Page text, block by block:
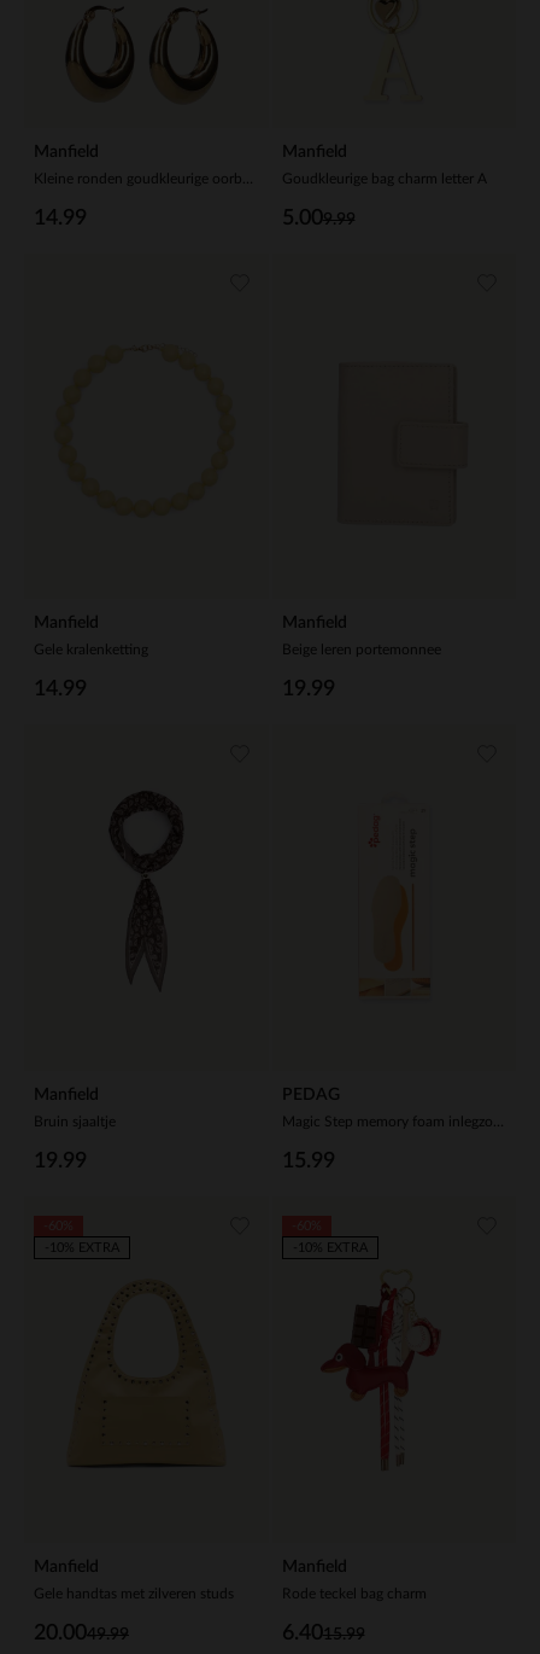
Manfield
14.99
Manfield
Goudkleurige bag charm letter A
9.99
5.00
Manfield
Gele kralenketting
14.99
Manfield
Beige leren portemonnee
19.99
Manfield
Bruin sjaaltje
19.99
PEDAG
15.99
Manfield
Gele handtas met zilveren studs
49.99
20.00
-10% EXTRA
Manfield
Rode teckel bag charm
15.99
6.40
-10% EXTRA